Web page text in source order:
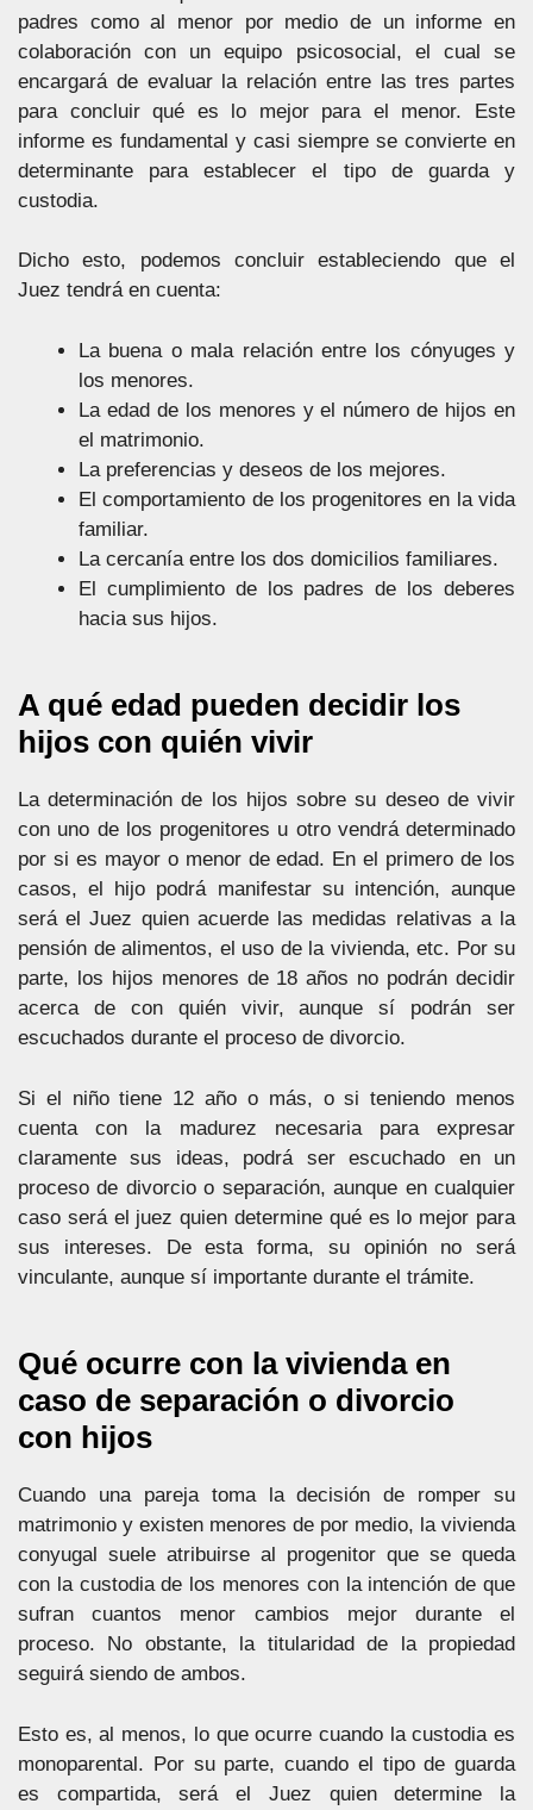
padres como al menor por medio de un informe en
colaboración con un equipo psicosocial, el cual se
encargará de evaluar la relación entre las tres partes
para concluir qué es lo mejor para el menor. Este
informe es fundamental y casi siempre se convierte en
determinante para establecer el tipo de guarda y
custodia.
Dicho esto, podemos concluir estableciendo que el
Juez tendrá en cuenta:
La buena o mala relación entre los cónyuges y
los menores.
La edad de los menores y el número de hijos en
el matrimonio.
La preferencias y deseos de los mejores.
El comportamiento de los progenitores en la vida
familiar.
La cercanía entre los dos domicilios familiares.
El cumplimiento de los padres de los deberes
hacia sus hijos.
A qué edad pueden decidir los
hijos con quién vivir
La determinación de los hijos sobre su deseo de vivir
con uno de los progenitores u otro vendrá determinado
por si es mayor o menor de edad. En el primero de los
casos, el hijo podrá manifestar su intención, aunque
será el Juez quien acuerde las medidas relativas a la
pensión de alimentos, el uso de la vivienda, etc. Por su
parte, los hijos menores de 18 años no podrán decidir
acerca de con quién vivir, aunque sí podrán ser
escuchados durante el proceso de divorcio.
Si el niño tiene 12 año o más, o si teniendo menos
cuenta con la madurez necesaria para expresar
claramente sus ideas, podrá ser escuchado en un
proceso de divorcio o separación, aunque en cualquier
caso será el juez quien determine qué es lo mejor para
sus intereses. De esta forma, su opinión no será
vinculante, aunque sí importante durante el trámite.
Qué ocurre con la vivienda en
caso de separación o divorcio
con hijos
Cuando una pareja toma la decisión de romper su
matrimonio y existen menores de por medio, la vivienda
conyugal suele atribuirse al progenitor que se queda
con la custodia de los menores con la intención de que
sufran cuantos menor cambios mejor durante el
proceso. No obstante, la titularidad de la propiedad
seguirá siendo de ambos.
Esto es, al menos, lo que ocurre cuando la custodia es
monoparental. Por su parte, cuando el tipo de guarda
es compartida, será el Juez quien determine la